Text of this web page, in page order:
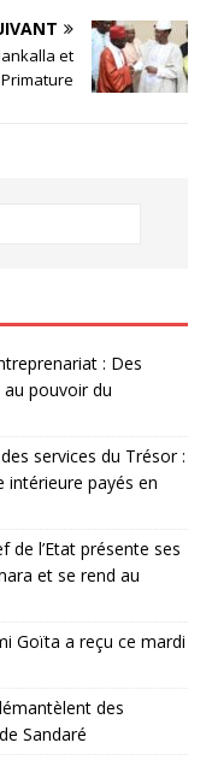
et
: Des
pouvoir du
services du Trésor :
intérieure payés en
de l’Etat présente ses
et se rend au
Goïta a reçu ce mardi
des
Sandaré